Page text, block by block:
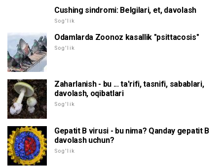
Cushing sindromi: Belgilari, et, davolash
Sog'lik
Odamlarda Zoonoz kasallik "psittacosis"
Sog'lik
Zaharlanish - bu ... ta'rifi, tasnifi, sabablari,
davolash, oqibatlari
Sog'lik
Gepatit B virusi - bu nima? Qanday gepatit B
davolash uchun?
Sog'lik